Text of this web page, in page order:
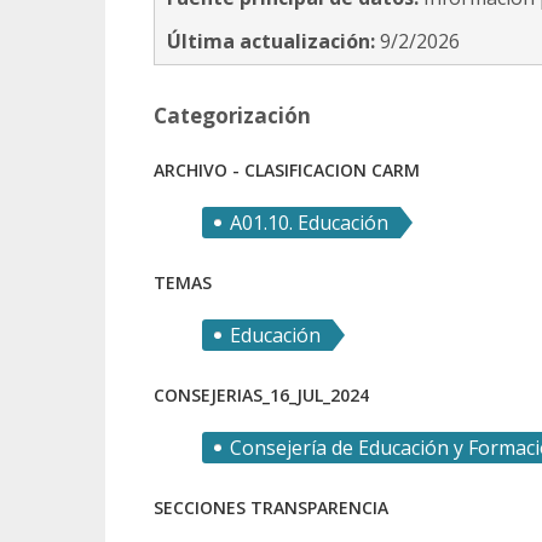
Última actualización:9/2/2026
Categorización
ARCHIVO - CLASIFICACION CARM
A01.10. Educación
TEMAS
Educación
CONSEJERIAS_16_JUL_2024
Consejería de Educación y
SECCIONES TRANSPARENCIA